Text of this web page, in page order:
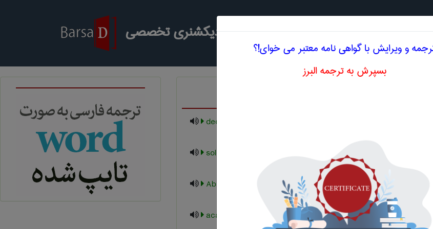
جستجو در دیکشنری تخصصی
علوم تربيتی
Absolute Idea
academic achievement
و ویرایش با گواهی نامه معتبر می خوای!؟
بسپرش به ترجمه البرز